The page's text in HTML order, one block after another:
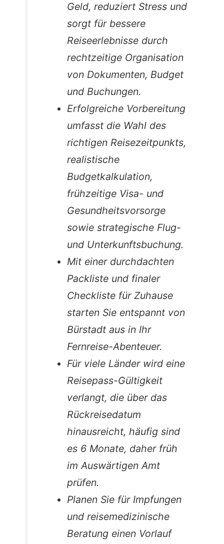
Geld, reduziert Stress und
sorgt für bessere
Reiseerlebnisse durch
rechtzeitige Organisation
von Dokumenten, Budget
und Buchungen.
Erfolgreiche Vorbereitung
umfasst die Wahl des
richtigen Reisezeitpunkts,
realistische
Budgetkalkulation,
frühzeitige Visa- und
Gesundheitsvorsorge
sowie strategische Flug-
und Unterkunftsbuchung.
Mit einer durchdachten
Packliste und finaler
Checkliste für Zuhause
starten Sie entspannt von
Bürstadt aus in Ihr
Fernreise-Abenteuer.
Für viele Länder wird eine
Reisepass-Gültigkeit
verlangt, die über das
Rückreisedatum
hinausreicht, häufig sind
es 6 Monate, daher früh
im Auswärtigen Amt
prüfen.
Planen Sie für Impfungen
und reisemedizinische
Beratung einen Vorlauf